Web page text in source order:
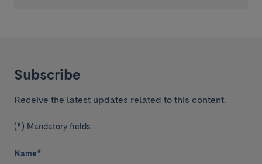
Subscribe
Receive the latest updates related to this content.
(*) Mandatory fields
Name*